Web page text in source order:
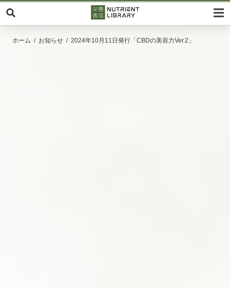
ホーム お知らせ 2024年10月11日発行「CBDの美容力Ver.2」